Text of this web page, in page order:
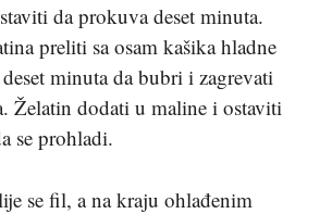
da prokuva deset minuta.
preliti sa osam kašika hladne
minuta da bubri i zagrevati
Želatin dodati u maline i ostaviti
se prohladi.
se fil, a na kraju ohlađenim